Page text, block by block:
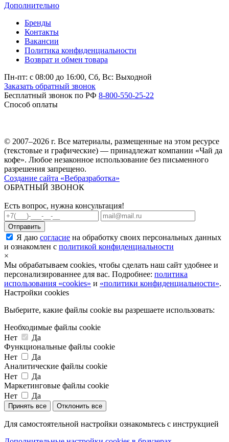
Дополнительно
Бренды
Контакты
Вакансии
Политика конфиденциальности
Возврат и обмен товара
Пн-пт: c 08:00 до 16:00, Сб, Вс: Выходной
Заказать обратный звонок
Бесплатный звонок по РФ 8-800-550-25-22
Способ оплаты
© 2007–2026 г. Все материалы, размещенные на этом ресурсе
(текстовые и графические) — принадлежат компании «Чай да
кофе». Любое незаконное использование без письменного
разрешения запрещено.
Создание сайта «Вебразработка»
ОБРАТНЫЙ ЗВОНОК
Есть вопрос, нужна консультация!
Я даю согласие на обработку своих персональных данных
и ознакомлен с политикой конфиденциальности
×
Мы обрабатываем cookies, чтобы сделать наш сайт удобнее и
персонализированнее для вас. Подробнее: политика
использования «cookies» и «политики конфиденциальности».
Настройки cookies
Выберите, какие файлы cookie вы разрешаете использовать:
Необходимые файлы cookie
Нет
Да
Функциональные файлы cookie
Нет
Да
Аналитические файлы cookie
Нет
Да
Маркетинговые файлы cookie
Нет
Да
Принять все Отклонить все
Для самостоятельной настройки ознакомьтесь с инструкцией